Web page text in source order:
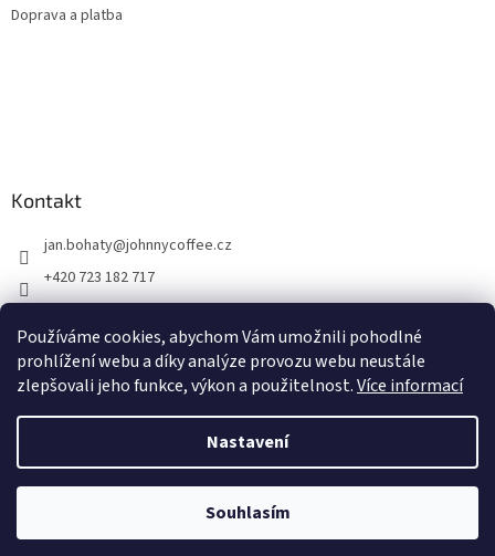
Používáme cookies, abychom Vám umožnili pohodlné
prohlížení webu a díky analýze provozu webu neustále
zlepšovali jeho funkce, výkon a použitelnost.Více informací
Nastavení
Souhlasím
Doprava a platba
Kontakt
jan.bohaty@johnnycoffee.cz
+420 723 182 717
Johnny Coffee
prazirna_johnny_coffee/
Vytvořil Shoptet
Copyright 2026Johnny Coffee. Všechna práva vyhrazena.Upravit
nastavení cookies